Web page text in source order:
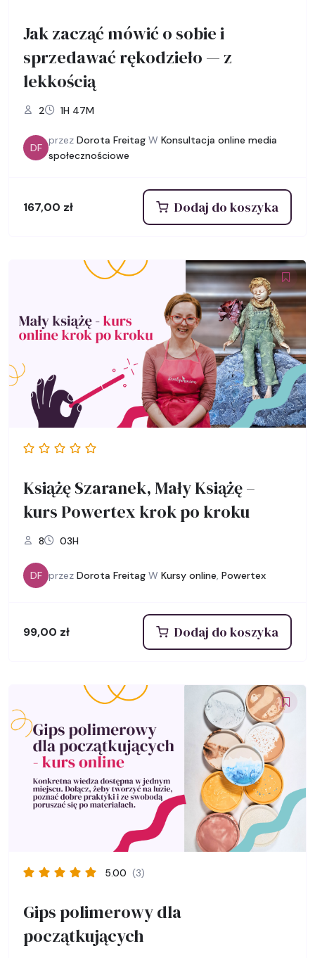
Jak zacząć mówić o sobie i
sprzedawać rękodzieło — z
lekkością
2 1H 47M
DF
przez Dorota Freitag W Konsultacja online media
społecznościowe
167,00 zł Dodaj do koszyka
Książę Szaranek, Mały Książę –
kurs Powertex krok po kroku
8 03H
DF przez Dorota Freitag W Kursy online Powertex
99,00 zł Dodaj do koszyka
5.00 (3)
Gips polimerowy dla
początkujących